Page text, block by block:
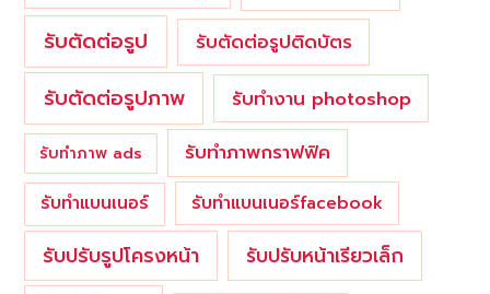
รับตัดต่อรูป
รับตัดต่อรูปติดบัตร
รับตัดต่อรูปภาพ รับทำงาน photoshop
รับทำภาพ ads รับทำภาพกราฟฟิค
รับทำแบนเนอร์ รับทำแบนเนอร์facebook
รับปรับรูปโครงหน้า รับปรับหน้าเรียวเล็ก